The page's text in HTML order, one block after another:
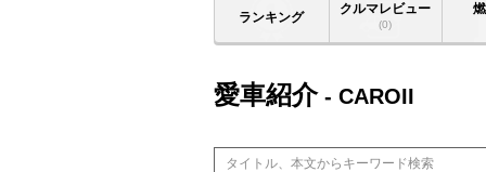
ランキング
クルマレビュー
(0)
愛車紹介- CAROII